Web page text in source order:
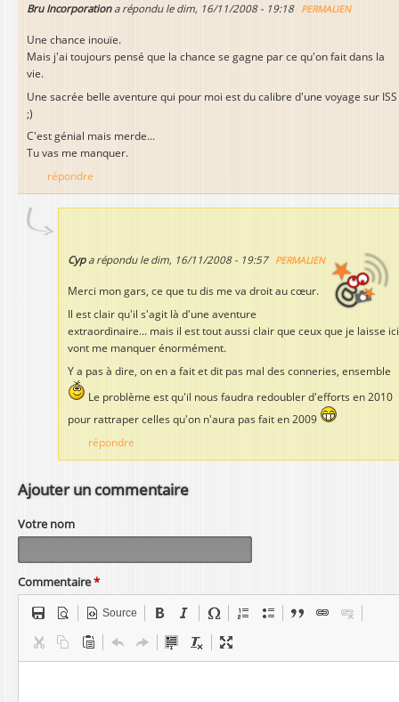
Bru Incorporationa répondu le dim, 16/11/2008 - 19:18 PERMALIEN
Une chance inouïe.
Mais j'ai toujours pensé que la chance se gagne par ce qu'on fait dans la
vie.
Une sacrée belle aventure qui pour moi est du calibre d'une voyage sur ISS
;)
C'est génial mais merde...
Tu vas me manquer.
répondre
Cypa répondu le dim, 16/11/2008 - 19:57 PERMALIEN
Merci mon gars, ce que tu dis me va droit au cœur.
Il est clair qu'il s'agit là d'une aventure
extraordinaire... mais il est tout aussi clair que ceux que je laisse ici
vont me manquer énormément.
Y a pas à dire, on en a fait et dit pas mal des conneries, ensemble
Le problème est qu'il nous faudra redoubler d'efforts en 2010
pour rattraper celles qu'on n'aura pas fait en 2009
répondre
Ajouter un commentaire
Votre nom
Commentaire*
Source